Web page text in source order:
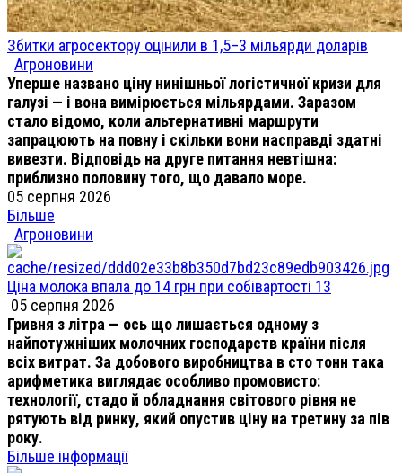
Збитки агросектору оцінили в 1,5–3 мільярди доларів
Агроновини
Уперше названо ціну нинішньої логістичної кризи для
галузі — і вона вимірюється мільярдами. Заразом
стало відомо, коли альтернативні маршрути
запрацюють на повну і скільки вони насправді здатні
вивезти. Відповідь на друге питання невтішна:
приблизно половину того, що давало море.
05 серпня 2026
Більше
Агроновини
Ціна молока впала до 14 грн при собівартості 13
05 серпня 2026
Гривня з літра — ось що лишається одному з
найпотужніших молочних господарств країни після
всіх витрат. За добового виробництва в сто тонн така
арифметика виглядає особливо промовисто:
технології, стадо й обладнання світового рівня не
рятують від ринку, який опустив ціну на третину за пів
року.
Більше інформації